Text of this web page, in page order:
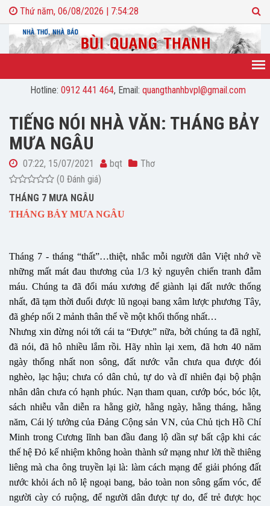
Thứ năm, 06/08/2026 | 7:54:29
Hotline: 0912 441 464, Email: quangthanhbvpl@gmail.com
TIẾNG NÓI NHÀ VĂN: THÁNG BẢY
MƯA NGÂU
07:22, 15/07/2021 bqt
Thơ
(0 Đánh giá)
THÁNG 7 MƯA NGÂU
THÁNG BẢY MƯA NGÂU
Tháng 7 - tháng “thất”…thiệt, nhắc mỗi người dân Việt nhớ về
những mất mát đau thương của 1/3 kỷ nguyên chiến tranh đẫm
máu. Chúng ta đã đổi máu xương để giành lại đất nước thống
nhất, đã tạm thời đuổi được lũ ngoại bang xâm lược phương Tây,
đã ghép nối 2 mảnh thân thể về một khối thống nhất…
Nhưng xin đừng nói tới cái ta “Được” nữa, bởi chúng ta đã nghĩ,
đã nói, đã hô nhiều lắm rồi. Hãy nhìn lại xem, đã hơn 40 năm
ngày thống nhất non sông, đất nước vẫn chưa qua được đói
nghèo, lạc hậu; chưa có dân chủ, tự do và dĩ nhiên đại bộ phận
nhân dân chưa có hạnh phúc. Nạn tham quan, cướp bóc, bóc lột,
sách nhiễu vẫn diễn ra hằng giờ, hằng ngày, hằng tháng, hằng
năm, Cái lý tưởng của Đảng Cộng sản VN, của Chủ tịch Hồ Chí
Minh trong Cương lĩnh ban đầu đang lộ dần sự bất cập khi các
thế hệ Đỏ kế nhiệm không hoàn thành sứ mạng như lời thề thiêng
liêng mà cha ông truyền lại là: làm cách mạng để giải phóng đất
nước khỏi ách nô lệ ngoại bang, bảo toàn non sông gấm vóc, để
người cày có ruộng, để người dân được tự do, để trẻ được học